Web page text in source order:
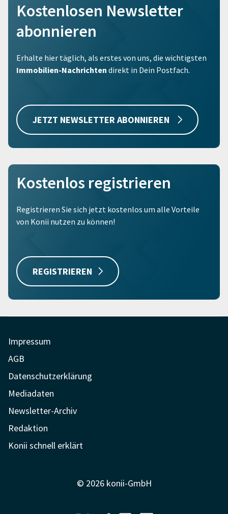
Kostenlosen Newsletter
abonnieren
Erhalte hier täglich, als erstes von uns, die wichtigsten
Immobilien-Nachrichten direkt in Dein Postfach.
JETZT NEWSLETTER ABONNIEREN
Kostenlos registrieren
Registrieren Sie sich jetzt kostenlos um alle Vorteile
von Konii nutzen zu können!
REGISTRIEREN
Impressum
AGB
Datenschutzerklärung
Mediadaten
Newsletter-Archiv
Redaktion
Konii schnell erklärt
© 2026 konii-GmbH